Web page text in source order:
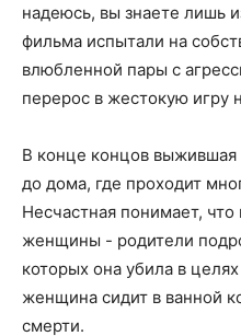
надеюсь, вы знаете лишь
фильма испытали на
влюбленной пары с
перерос в жестокую игру
В конце концов выжившая
до дома, где проходит
Несчастная понимает,
женщины - родители
которых она убила в
женщина сидит в ванной
смерти.